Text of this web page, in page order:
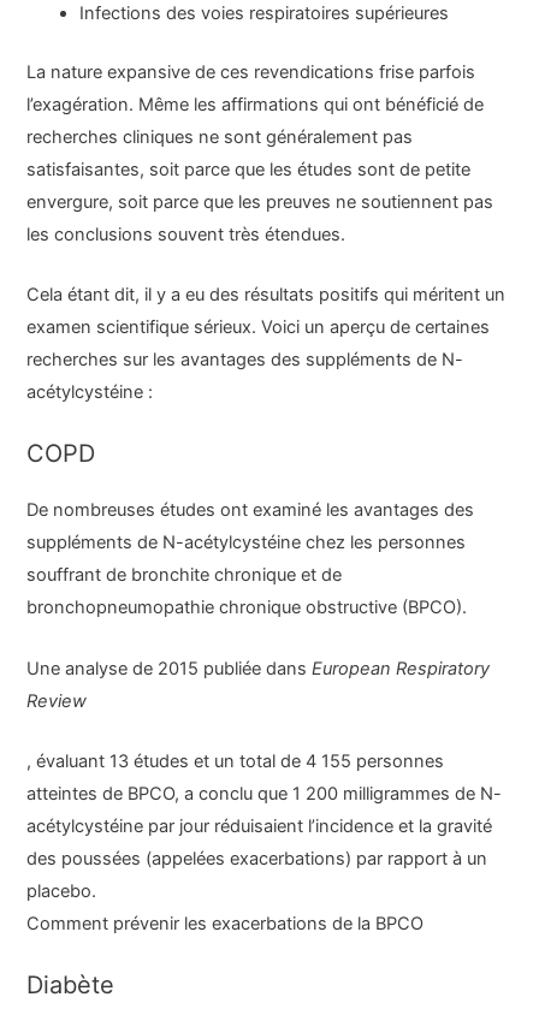
Infections des voies respiratoires supérieures
La nature expansive de ces revendications frise parfois
l’exagération. Même les affirmations qui ont bénéficié de
recherches cliniques ne sont généralement pas
satisfaisantes, soit parce que les études sont de petite
envergure, soit parce que les preuves ne soutiennent pas
les conclusions souvent très étendues.
Cela étant dit, il y a eu des résultats positifs qui méritent un
examen scientifique sérieux. Voici un aperçu de certaines
recherches sur les avantages des suppléments de N-
acétylcystéine :
COPD
De nombreuses études ont examiné les avantages des
suppléments de N-acétylcystéine chez les personnes
souffrant de bronchite chronique et de
bronchopneumopathie chronique obstructive (BPCO).
Une analyse de 2015 publiée dansEuropean Respiratory
Review
, évaluant 13 études et un total de 4 155 personnes
atteintes de BPCO, a conclu que 1 200 milligrammes de N-
acétylcystéine par jour réduisaient l’incidence et la gravité
des poussées (appelées exacerbations) par rapport à un
placebo.
Comment prévenir les exacerbations de la BPCO
Diabète